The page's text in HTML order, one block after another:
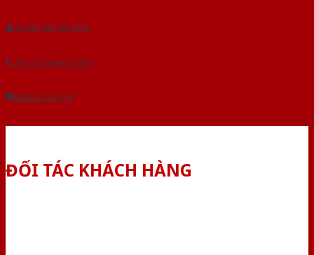
Tải báo giá tổng hợp
Yêu cầu gọi lại (3 phút)
Dành cho đại lý
ĐỐI TÁC KHÁCH HÀNG